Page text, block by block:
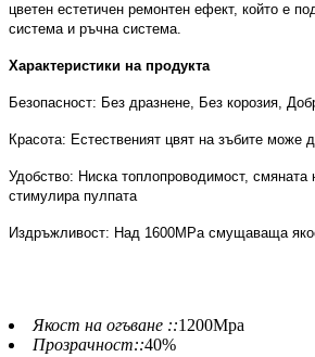
цветен естетичен ремонтен ефект, който е
система и ръчна система.
Характеристики на продукта
Безопасност: Без дразнене, Без корозия,
Красота: Естественият цвят на зъбите може
Удобство: Ниска топлопроводимост, смяната
стимулира пулпата
Издръжливост: Над 1600MPa смущаваща
Якост на огъване ::1200Mpa
Прозрачност::40%